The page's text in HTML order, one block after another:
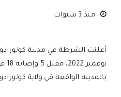
منذ 3 سنوات
بالمدينة الواقعة في ولاية